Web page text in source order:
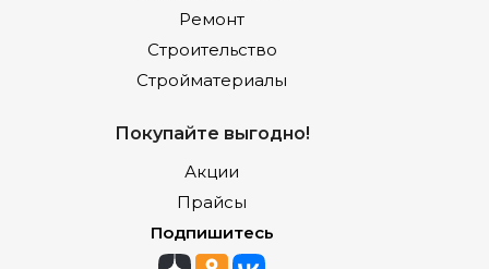
Ремонт
Строительство
Стройматериалы
Покупайте выгодно!
Акции
Прайсы
Подпишитесь